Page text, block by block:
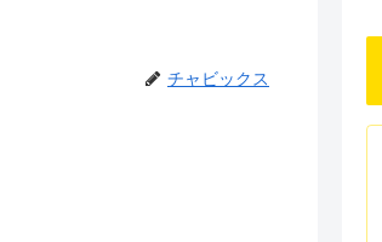
チャビックス